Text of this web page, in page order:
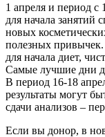
1 апреля и период с
для начала занятий
новых
полезных привычек.
для начала диет,
Самые лучшие дни
В период 16-18
результаты могут
сдачи анализов –
Если вы донор, в